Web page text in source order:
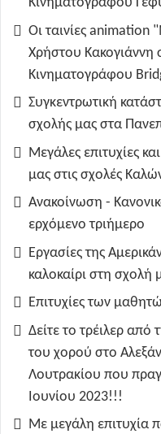
Οι ταινίες
Χρήστου Κακογιάννη
Κινηματογράφου
Συγκεντρωτική
σχολής μας στα
Μεγάλες επιτυχίες
μας στις σχολές
Ανακοίνωση -
ερχόμενο τριήμερο
Εργασίες της
καλοκαίρι στη σχολή
Επιτυχίες των
Δείτε το τρέιλερ
του χορού στο
Λουτρακίου που
Ιουνίου 2023!!!
Με μεγάλη επιτυχία